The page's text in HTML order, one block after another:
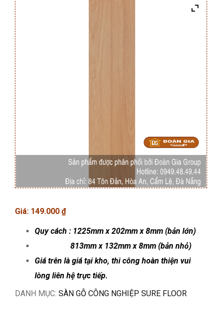
Giá: 149.000 ₫
Quy cách : 1225mm x 202mm x 8mm (bản lớn)
813mm x 132mm x 8mm (bản nhỏ)
Giá trên là giá tại kho, thi công hoàn thiện vui
lòng liên hệ trực tiếp.
DANH MỤC: SÀN GỖ CÔNG NGHIỆP SURE FLOOR